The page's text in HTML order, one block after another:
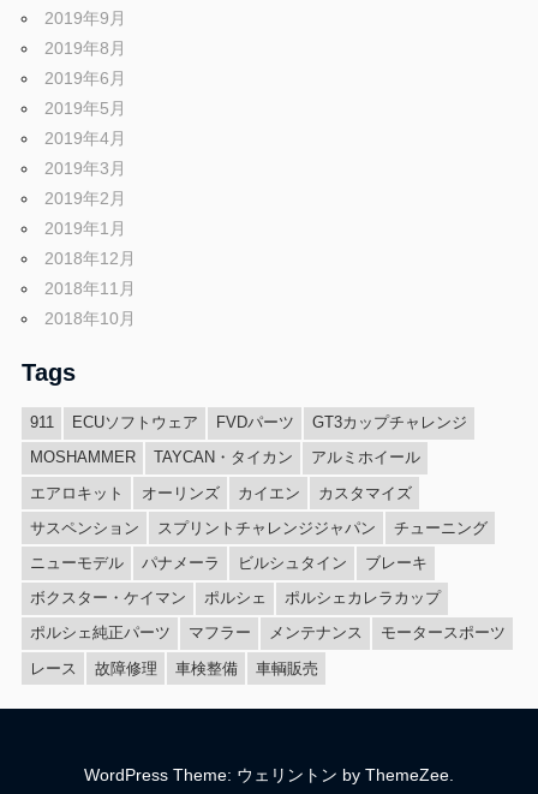
2019年9月
2019年8月
2019年6月
2019年5月
2019年4月
2019年3月
2019年2月
2019年1月
2018年12月
2018年11月
2018年10月
Tags
911 ECUソフトウェア FVDパーツ
GT3カップチャレンジ
MOSHAMMER
TAYCAN・タイカン
アルミホイール
エアロキット
オーリンズ カイエン
カスタマイズ
サスペンション
スプリントチャレンジジャパン
チューニング
ニューモデル
パナメーラ ビルシュタイン
ブレーキ
ボクスター・ケイマン
ポルシェ
ポルシェカレラカップ
ポルシェ純正パーツ
マフラー メンテナンス
モータースポーツ
レース
故障修理 車検整備 車輌販売
WordPress Theme: ウェリントン by ThemeZee.